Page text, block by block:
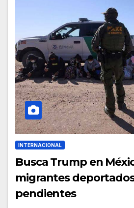
INTERNACIONAL
Busca Trump en
migrantes
pendientes